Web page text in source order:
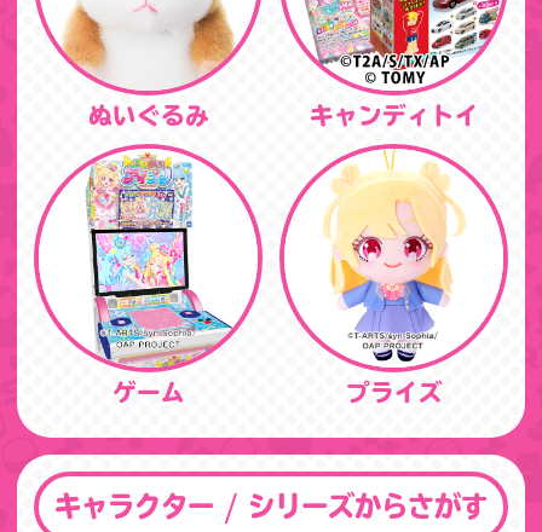
ぬいぐるみ キャンディトイ
ゲーム プライズ
キャラクター / シリーズからさがす